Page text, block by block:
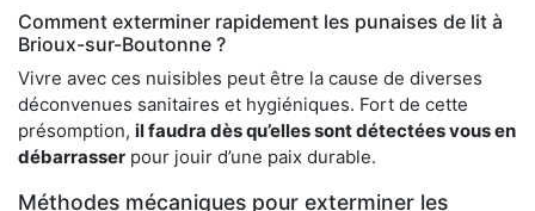
Comment exterminer rapidement les punaises de lit à
Brioux-sur-Boutonne ?
Vivre avec ces nuisibles peut être la cause de diverses
déconvenues sanitaires et hygiéniques. Fort de cette
présomption, il faudra dès qu’elles sont détectées vous en
débarrasser pour jouir d’une paix durable.
Méthodes mécaniques pour exterminer les